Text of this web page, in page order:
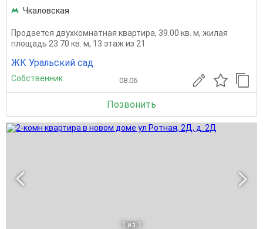
Чкаловская
Продается двухкомнатная квартира, 39.00 кв. м, жилая
площадь 23.70 кв. м, 13 этаж из 21
ЖК Уральский сад
Собственник 08.06
Позвонить
1 из 1